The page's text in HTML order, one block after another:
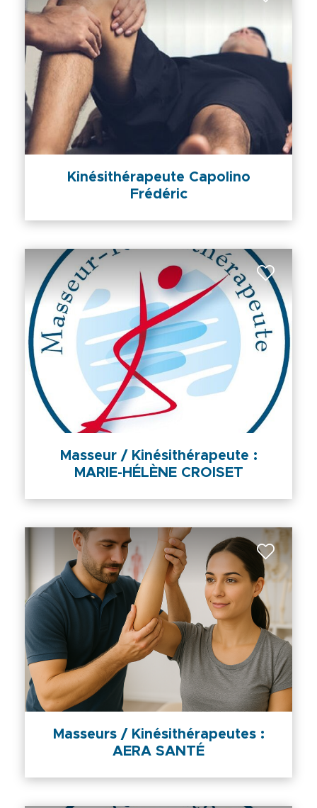
Kinésithérapeute Capolino
Frédéric
Masseur / Kinésithérapeute :
MARIE-HÉLÈNE CROISET
Masseurs / Kinésithérapeutes :
AERA SANTÉ